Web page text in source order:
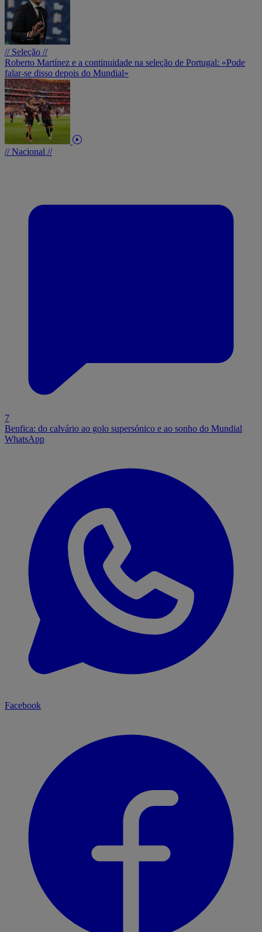
// Seleção //
Roberto Martínez e a continuidade na seleção de Portugal: «Pode
falar-se disso depois do Mundial»
// Nacional //
7
Benfica: do calvário ao golo supersónico e ao sonho do Mundial
WhatsApp
Facebook